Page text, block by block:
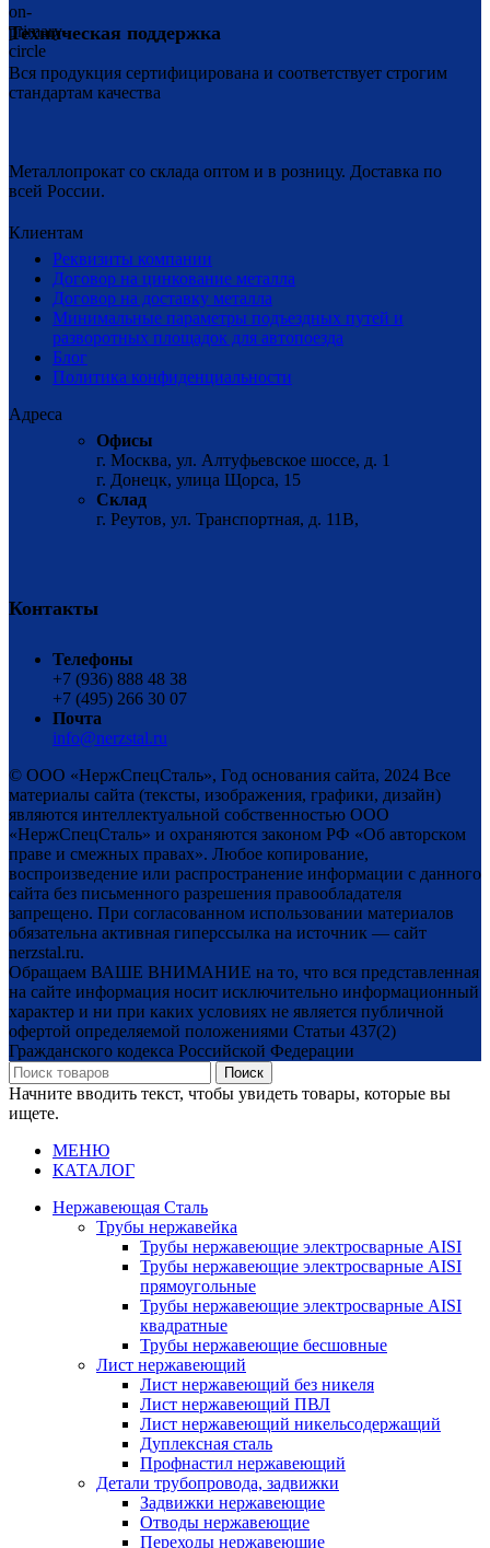
Техническая поддержка
Вся продукция сертифицирована и соответствует строгим
стандартам качества
Металлопрокат со склада оптом и в розницу. Доставка по
всей России.
Клиентам
Реквизиты компании
Договор на цинкование металла
Договор на доставку металла
Минимальные параметры подъездных путей и
разворотных площадок для автопоезда
Блог
Политика конфиденциальности
Адреса
Офисы
г. Москва, ул. Алтуфьевское шоссе, д. 1
г. Донецк, улица Щорса, 15
Склад
г. Реутов, ул. Транспортная, д. 11В,
Контакты
Телефоны
+7 (936) 888 48 38
+7 (495) 266 30 07
Почта
info@nerzstal.ru
© ООО «НержСпецСталь», Год основания сайта, 2024 Все
материалы сайта (тексты, изображения, графики, дизайн)
являются интеллектуальной собственностью ООО
«НержСпецСталь» и охраняются законом РФ «Об авторском
праве и смежных правах». Любое копирование,
воспроизведение или распространение информации с данного
сайта без письменного разрешения правообладателя
запрещено. При согласованном использовании материалов
обязательна активная гиперссылка на источник — сайт
nerzstal.ru.
Обращаем ВАШЕ ВНИМАНИЕ на то, что вся представленная
на сайте информация носит исключительно информационный
характер и ни при каких условиях не является публичной
офертой определяемой положениями Статьи 437(2)
Гражданского кодекса Российской Федерации
Поиск
Начните вводить текст, чтобы увидеть товары, которые вы
ищете.
МЕНЮ
КАТАЛОГ
Нержавеющая Сталь
Трубы нержавейка
Трубы нержавеющие электросварные AISI
Трубы нержавеющие электросварные AISI
прямоугольные
Трубы нержавеющие электросварные AISI
квадратные
Трубы нержавеющие бесшовные
Лист нержавеющий
Лист нержавеющий без никеля
Лист нержавеющий ПВЛ
Лист нержавеющий никельсодержащий
Дуплексная сталь
Профнастил нержавеющий
Детали трубопровода, задвижки
Задвижки нержавеющие
Отводы нержавеющие
Переходы нержавеющие